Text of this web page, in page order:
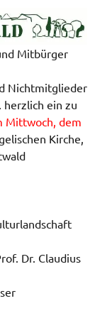
Mitbürger
Nichtmitglieder
herzlich ein zu
Mittwoch, dem
Kirche,
Dr. Claudius